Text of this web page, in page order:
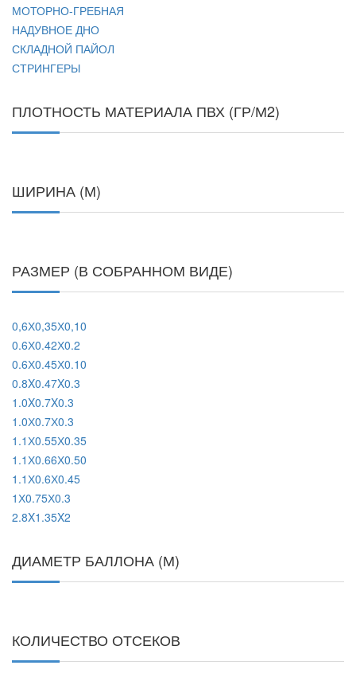
МОТОРНО-ГРЕБНАЯ
НАДУВНОЕ ДНО
СКЛАДНОЙ ПАЙОЛ
СТРИНГЕРЫ
ПЛОТНОСТЬ МАТЕРИАЛА ПВХ (ГР/М2)
ШИРИНА (М)
РАЗМЕР (В СОБРАННОМ ВИДЕ)
0,6Х0,35Х0,10
0.6Х0.42Х0.2
0.6Х0.45Х0.10
0.8X0.47X0.3
1.0X0.7X0.3
1.0Х0.7Х0.3
1.1Х0.55Х0.35
1.1Х0.66Х0.50
1.1Х0.6Х0.45
1Х0.75Х0.3
2.8X1.35X2
ДИАМЕТР БАЛЛОНА (М)
КОЛИЧЕСТВО ОТСЕКОВ